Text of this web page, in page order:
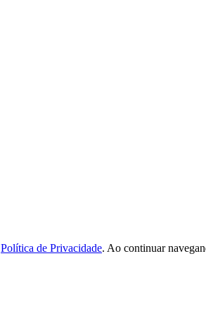
Política de Privacidade. Ao continuar